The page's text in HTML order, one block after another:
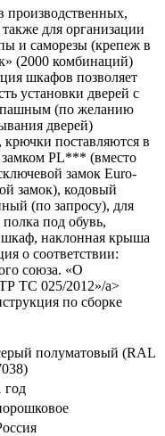
производственных,
для организации
и саморезы (крепеж в
(2000 комбинаций)
шкафов позволяет
установки дверей с
(по желанию
дверей)
поставляются в
замком PL*** (вместо
замок Euro-
замок), кодовый
(по запросу), для
под обувь,
шкаф, наклонная крыша
о соответствии:
союза. «О
ТС 025/2012»/a>
по сборке
полуматовый (RAL
год